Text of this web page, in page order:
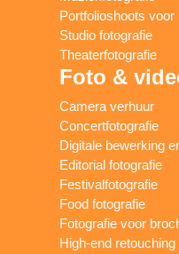
Portfolioshoots voor
Studio fotografie
Theaterfotografie
Foto &
Camera verhuur
Concertfotografie
Digitale bewerking
Editorial fotografie
Festivalfotografie
Food fotografie
Fotografie voor
High-end